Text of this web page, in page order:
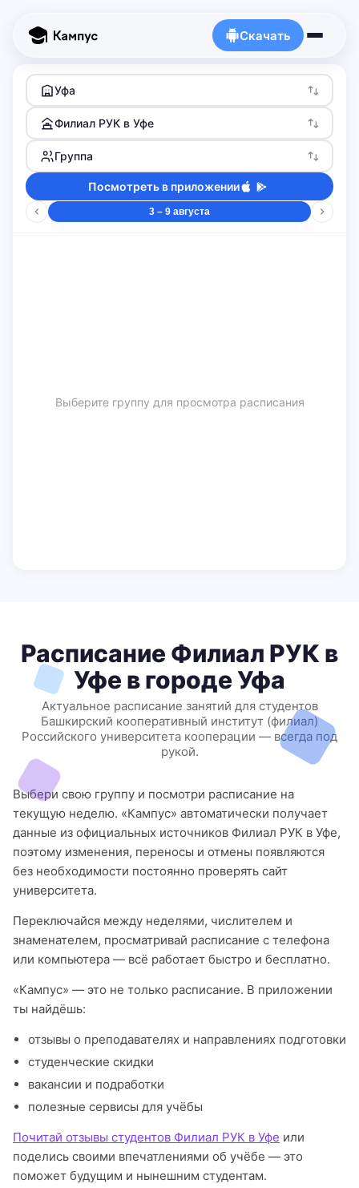
Скачать
Уфа
Филиал РУК в Уфе
Группа
Посмотреть в приложении
3 – 9 августа
Выберите группу для просмотра расписания
Расписание Филиал РУК в
Уфе в городе Уфа
Актуальное расписание занятий для студентов
Башкирский кооперативный институт (филиал)
Российского университета кооперации — всегда под
рукой.
Выбери свою группу и посмотри расписание на
текущую неделю. «Кампус» автоматически получает
данные из официальных источников Филиал РУК в Уфе,
поэтому изменения, переносы и отмены появляются
без необходимости постоянно проверять сайт
университета.
Переключайся между неделями, числителем и
знаменателем, просматривай расписание с телефона
или компьютера — всё работает быстро и бесплатно.
«Кампус» — это не только расписание. В приложении
ты найдёшь:
отзывы о преподавателях и направлениях подготовки
студенческие скидки
вакансии и подработки
полезные сервисы для учёбы
Почитай отзывы студентов Филиал РУК в Уфе или
поделись своими впечатлениями об учёбе — это
поможет будущим и нынешним студентам.